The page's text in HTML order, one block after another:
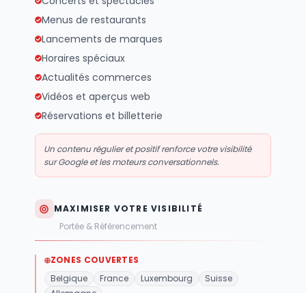
Menus de restaurants
Lancements de marques
Horaires spéciaux
Actualités commerces
Vidéos et aperçus web
Réservations et billetterie
Un contenu régulier et positif renforce votre visibilité
sur Google et les moteurs conversationnels.
MAXIMISER VOTRE VISIBILITÉ
Portée & Référencement
ZONES COUVERTES
Belgique
France Luxembourg
Suisse